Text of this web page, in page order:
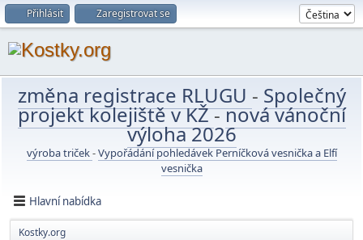
Přihlásit Zaregistrovat se
změna registrace RLUGU - Společný
projekt kolejiště v KŽ-nová vánoční
výloha 2026
výroba triček-Vypořádání pohledávek Perníčková vesnička a Elfí
vesnička
Hlavní nabídka
Kostky.org